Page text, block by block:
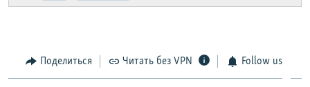
Поделиться Читать без VPN Follow us